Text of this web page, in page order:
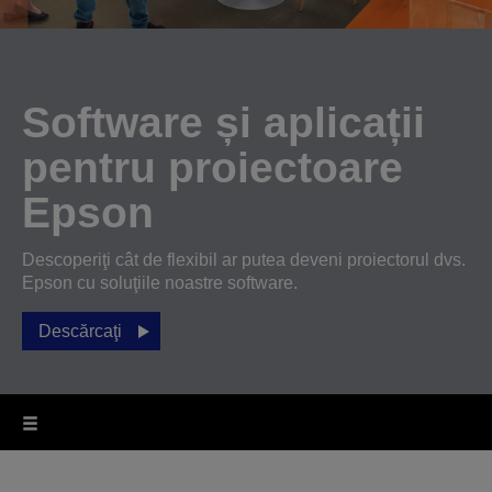
Software și aplicații
pentru proiectoare
Epson
Descoperiţi cât de flexibil ar putea deveni proiectorul dvs.
Epson cu soluţiile noastre software.
Descărcaţi